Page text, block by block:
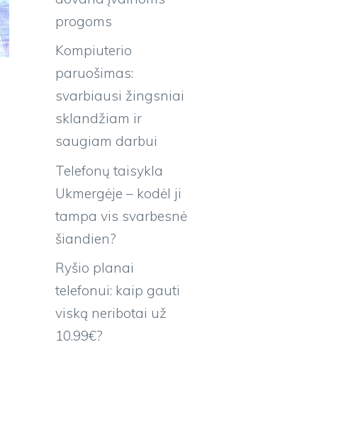
progoms
Kompiuterio
paruošimas:
svarbiausi žingsniai
sklandžiam ir
saugiam darbui
Telefonų taisykla
Ukmergėje – kodėl ji
tampa vis svarbesnė
šiandien?
Ryšio planai
telefonui: kaip gauti
viską neribotai už
10.99€?